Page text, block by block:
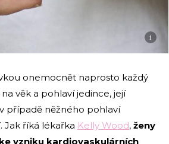
i
onemocnět naprosto každý
věk a pohlaví jedince, její
případě něžného pohlaví
Jak říká lékařka Kelly Wood, ženy
vzniku kardiovaskulárních